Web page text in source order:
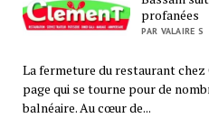
profanées
PAR VALAIRE S
La fermeture du restaurant chez
page qui se tourne pour de
balnéaire. Au cœur de...